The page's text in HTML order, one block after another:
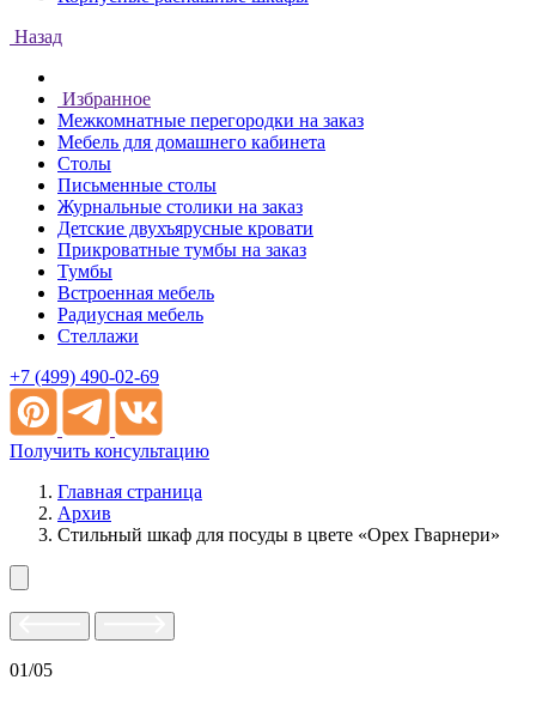
Назад
Избранное
Межкомнатные перегородки на заказ
Мебель для домашнего кабинета
Столы
Письменные столы
Журнальные столики на заказ
Детские двухъярусные кровати
Прикроватные тумбы на заказ
Тумбы
Встроенная мебель
Радиусная мебель
Стеллажи
+7 (499) 490-02-69
Получить консультацию
Главная страница
Архив
Стильный шкаф для посуды в цвете «Орех Гварнери»
01/05